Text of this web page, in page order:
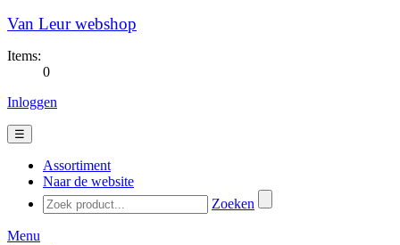
Van Leur webshop
Items:
0
Inloggen
☰
Assortiment
Naar de website
Zoeken
Menu